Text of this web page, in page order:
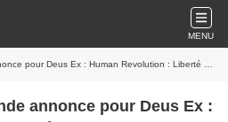
MENU
pour Deus Ex : Human Revolution : Liberté d'action
annonce pour Deus Ex :